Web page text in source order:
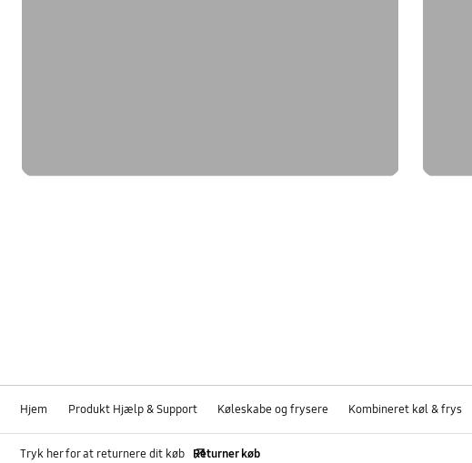
Hjem Produkt Hjælp & Support Køleskabe og frysere Kombineret køl & frys
Tryk her for at returnere dit køb Returner køb